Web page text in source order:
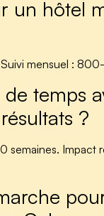
un hôtel
mensuel :
temps
?
semaines. Impact